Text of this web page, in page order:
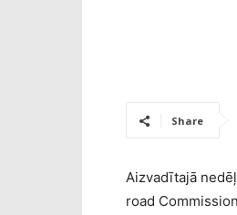
Share
Aizvadītajā
road